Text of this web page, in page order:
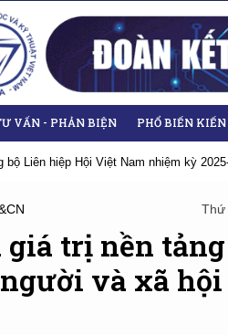
VẤN - PHẢN BIỆN PHỔ BIẾN
biểu Đại hội Liên hiệp các Hội
Thứ
giá trị nền
và xã